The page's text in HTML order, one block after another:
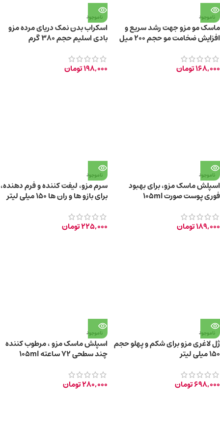
ناموجود
ماسک مو مزو جهت رشد سریع و
افزایش ضخامت مو حجم ۲۰۰ میل
168,000تومان
ناموجود
اسکراب بدن نمک دریای مرده مزو
بادی اسلیم حجم 380 گرم
198,000تومان
ناموجود
اسپلش ماسک مزو، برای بهبود
فوری پوست صورت 105ml
189,000تومان
ناموجود
سرم مزو، لیفت کننده و فرم دهنده،
برای بازو ها و ران ها 150 میلی لیتر
225,000تومان
ناموجود
ژل لاغری مزو برای شکم و پهلو حجم
۱۵۰ میلی لیتر
698,000تومان
ناموجود
اسپلش ماسک مزو ، مرطوب کننده
چند سطحی ۷۲ ساعته 105ml
280,000تومان